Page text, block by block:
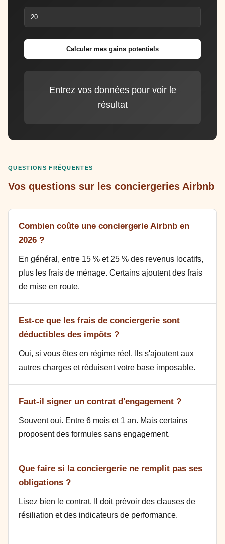
Calculer mes gains potentiels
Entrez vos données pour voir le
résultat
QUESTIONS FRÉQUENTES
Vos questions sur les conciergeries Airbnb
Combien coûte une conciergerie Airbnb en
2026 ?
En général, entre 15 % et 25 % des revenus locatifs,
plus les frais de ménage. Certains ajoutent des frais
de mise en route.
Est-ce que les frais de conciergerie sont
déductibles des impôts ?
Oui, si vous êtes en régime réel. Ils s'ajoutent aux
autres charges et réduisent votre base imposable.
Faut-il signer un contrat d'engagement ?
Souvent oui. Entre 6 mois et 1 an. Mais certains
proposent des formules sans engagement.
Que faire si la conciergerie ne remplit pas ses
obligations ?
Lisez bien le contrat. Il doit prévoir des clauses de
résiliation et des indicateurs de performance.